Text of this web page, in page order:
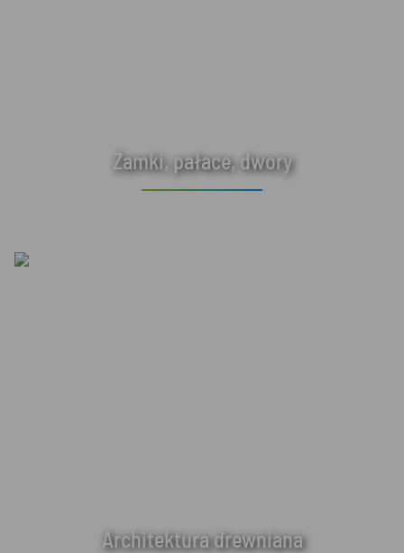
Zamki, pałace, dwory
Architektura drewniana